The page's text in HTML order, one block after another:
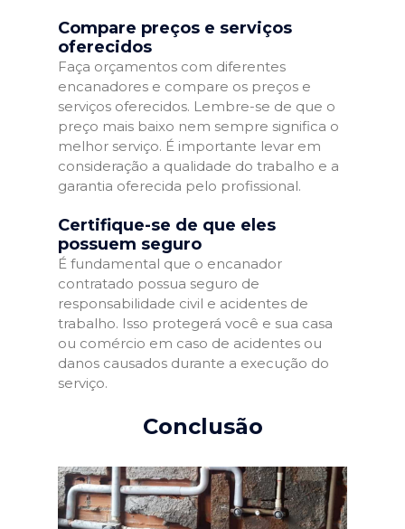
Compare preços e serviços
oferecidos
Faça orçamentos com diferentes
encanadores e compare os preços e
serviços oferecidos. Lembre-se de que o
preço mais baixo nem sempre significa o
melhor serviço. É importante levar em
consideração a qualidade do trabalho e a
garantia oferecida pelo profissional.
Certifique-se de que eles
possuem seguro
É fundamental que o encanador
contratado possua seguro de
responsabilidade civil e acidentes de
trabalho. Isso protegerá você e sua casa
ou comércio em caso de acidentes ou
danos causados durante a execução do
serviço.
Conclusão